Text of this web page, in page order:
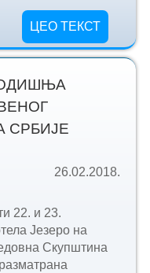
ЦЕО ТЕКСТ
СРБИЈЕ
26.02.2018.
22. и 23.
Језеро на
Скупштина